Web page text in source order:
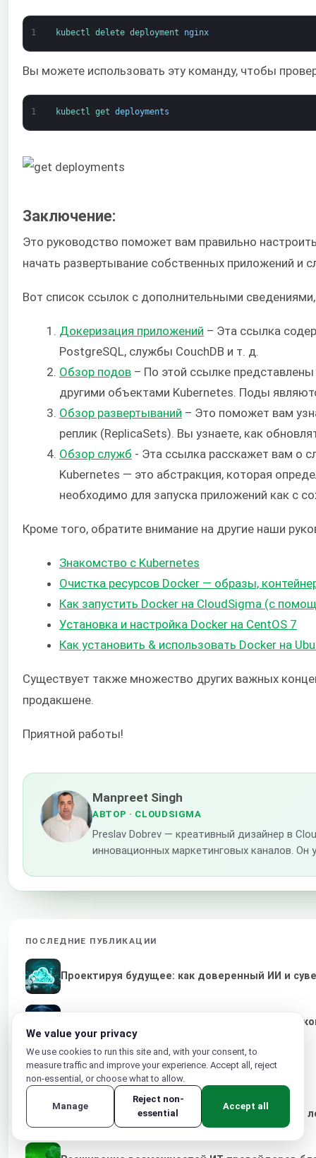
1 kubectl delete deployment nginx
Вы можете использовать эту команду, чтобы
1 kubectl get deployments
Заключение:
Это руководство поможет вам правильно
начать развертывание собственных приложений и
Вот список ссылок с дополнительными
Докеризация приложений – Эта ссылка
PostgreSQL, службы CouchDB и т. д.
Обзор подов – По этой ссылке
другими объектами Kubernetes. Поды
Обзор развертываний – Это поможет вам
реплик (ReplicaSets). Вы узнаете, как
Обзор служб - Эта ссылка расскажет вам о
Kubernetes — это абстракция, которая
необходимо для запуска приложений как с
Кроме того, обратите внимание на другие наши
Знакомство с Kubernetes
Очистка ресурсов Docker — образы,
Как запустить Docker на CloudSigma (с
Установка и настройка Docker на CentOS 7
Как установить & использовать Docker на
Существует также множество других важных
продакшене.
Приятной работы!
Manpreet Singh
АВТОР · CLOUDSIGMA
Preslav Dobrev — креативный дизайнер в
инновационных маркетинговых каналов.
ПОСЛЕДНИЕ ПУБЛИКАЦИИ
Проектируя будущее: как доверенный ИИ и
CloudSigma и evoila объявляют о
Люди, а не платформы, двигают прогресс
От теневого ИИ к суверенному облаку:
We value your privacy
We use cookies to run this site and, with your consent, to
measure traffic and improve your experience. Accept all, reject
non-essential, or choose what to allow.
Manage
Reject non-
essential
Accept all